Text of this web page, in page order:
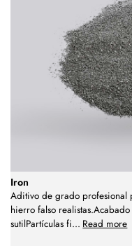
Iron
Aditivo de grado profesional
hierro falso
sutilPartículas fi... Read more